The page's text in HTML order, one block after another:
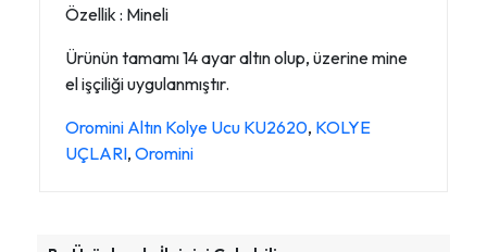
Özellik : Mineli
Ürünün tamamı 14 ayar altın olup, üzerine mine
el işçiliği uygulanmıştır.
Oromini Altın Kolye Ucu KU2620, KOLYE
UÇLARI, Oromini